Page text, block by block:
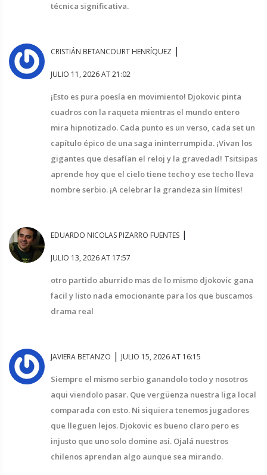
técnica significativa.
CRISTIÁN BETANCOURT HENRÍQUEZ |
JULIO 11, 2026 AT 21:02
¡Esto es pura poesía en movimiento! Djokovic pinta
cuadros con la raqueta mientras el mundo entero
mira hipnotizado. Cada punto es un verso, cada set un
capítulo épico de una saga ininterrumpida. ¡Vivan los
gigantes que desafían el reloj y la gravedad! Tsitsipas
aprende hoy que el cielo tiene techo y ese techo lleva
nombre serbio. ¡A celebrar la grandeza sin límites!
EDUARDO NICOLAS PIZARRO FUENTES |
JULIO 13, 2026 AT 17:57
otro partido aburrido mas de lo mismo djokovic gana
facil y listo nada emocionante para los que buscamos
drama real
JAVIERA BETANZO | JULIO 15, 2026 AT 16:15
Siempre el mismo serbio ganandolo todo y nosotros
aqui viendolo pasar. Que vergüenza nuestra liga local
comparada con esto. Ni siquiera tenemos jugadores
que lleguen lejos. Djokovic es bueno claro pero es
injusto que uno solo domine asi. Ojalá nuestros
chilenos aprendan algo aunque sea mirando.